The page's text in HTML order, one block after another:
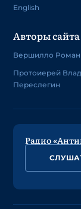
English
Авторы сайта
Вершилло Роман
Протоиерей
Переслегин
Радио